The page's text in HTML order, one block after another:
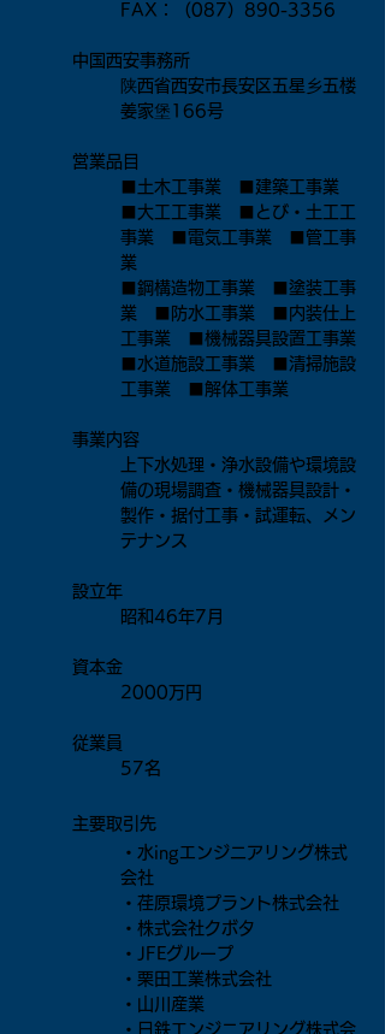
FAX：（087）890-3356
中国西安事務所
陕西省西安市長安区五星乡五楼
姜家堡 166号
営業品目
■土木工事業 ■建築工事業
■大工工事業 ■とび・土工工
事業 ■電気工事業 ■管工事
業
■鋼構造物工事業 ■塗装工事
業 ■防水工事業 ■内装仕上
工事業 ■機械器具設置工事業
■水道施設工事業 ■清掃施設
工事業 ■解体工事業
事業内容
上下水処理・浄水設備や環境設
備の現場調査・機械器具設計・
製作・据付工事・試運転、メン
テナンス
設立年
昭和46年7月
資本金
2000万円
従業員
57名
主要取引先
・水ingエンジニアリング株式
会社
・荏原環境プラント株式会社
・株式会社クボタ
・JFEグループ
・栗田工業株式会社
・山川産業
・日鉄エンジニアリング株式会